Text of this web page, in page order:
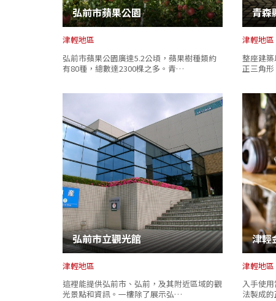
弘前市蘋果公園
津輕地區
弘前市蘋果公園廣達5.2公頃，蘋果樹種類約
有80種，總數達2300棵之多。青…
青森
津輕地區
整座建築
正三角
弘前市立觀光館
津輕地區
這裡能提供弘前市、弘前，及其附近區域的觀
光景點和資訊。一樓除了展示弘…
津輕
津輕地區
入手使
法製成